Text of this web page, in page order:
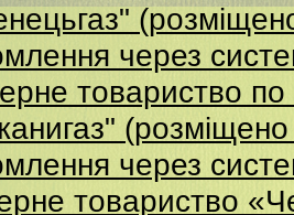
через
товариство по
через
товариство